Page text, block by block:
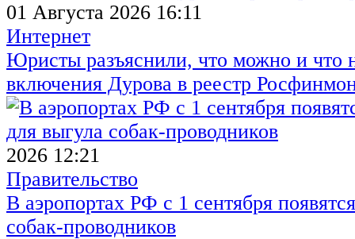
01 Августа 2026 16:11
Интернет
Юристы разъяснили, что можно и что
включения Дурова в реестр
2026 12:21
Правительство
В аэропортах РФ с 1 сентября
собак-проводников